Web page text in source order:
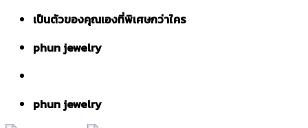
Skip
content
เป็นตัวของคุณเองที่พิเศษกว่าใคร
phun jewelry
phun jewelry